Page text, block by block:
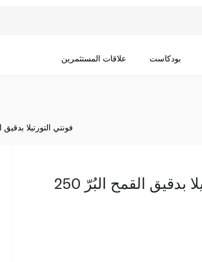
بودكاست علاقات المستثمرين
فونتي التورتيلا بدقيق
فونتي التورتيلا بدقيق القمح البُرّ 250